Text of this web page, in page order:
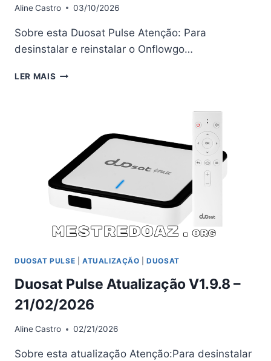
AlineCastro 03/10/2026
Sobre esta Duosat Pulse Atenção: Para
desinstalar e reinstalar o Onflowgo…
LER MAIS DUOSAT
08/03/2026
DUOSAT PULSE ATUALIZAÇÃO |DUOSAT
Duosat Pulse Atualização V1.9.8 –
21/02/2026
AlineCastro 02/21/2026
Sobre esta atualização Atenção:Para desinstalar